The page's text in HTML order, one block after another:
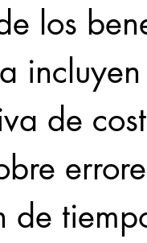
los
de
de